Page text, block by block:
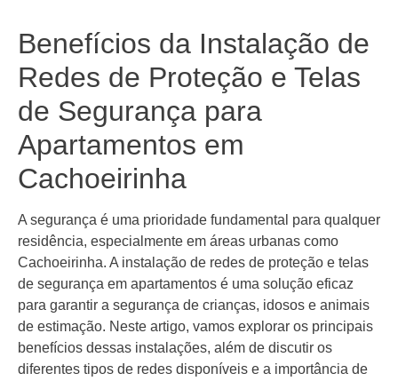
Benefícios da Instalação de
Redes de Proteção e Telas
de Segurança para
Apartamentos em
Cachoeirinha
A segurança é uma prioridade fundamental para qualquer
residência, especialmente em áreas urbanas como
Cachoeirinha. A instalação de redes de proteção e telas
de segurança em apartamentos é uma solução eficaz
para garantir a segurança de crianças, idosos e animais
de estimação. Neste artigo, vamos explorar os principais
benefícios dessas instalações, além de discutir os
diferentes tipos de redes disponíveis e a importância de